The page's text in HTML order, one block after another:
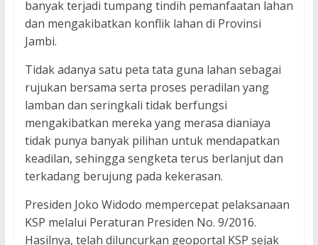
banyak terjadi tumpang tindih pemanfaatan lahan
dan mengakibatkan konflik lahan di Provinsi
Jambi.
Tidak adanya satu peta tata guna lahan sebagai
rujukan bersama serta proses peradilan yang
lamban dan seringkali tidak berfungsi
mengakibatkan mereka yang merasa dianiaya
tidak punya banyak pilihan untuk mendapatkan
keadilan, sehingga sengketa terus berlanjut dan
terkadang berujung pada kekerasan.
Presiden Joko Widodo mempercepat pelaksanaan
KSP melalui Peraturan Presiden No. 9/2016.
Hasilnya, telah diluncurkan geoportal KSP sejak